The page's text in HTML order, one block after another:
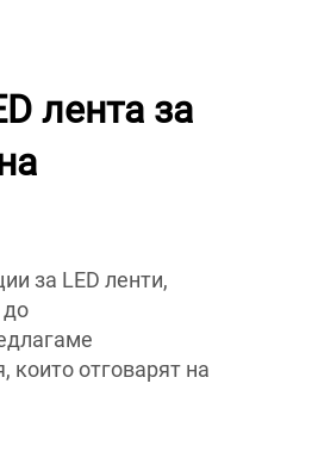
лента за
за LED ленти,
до
които отговарят на